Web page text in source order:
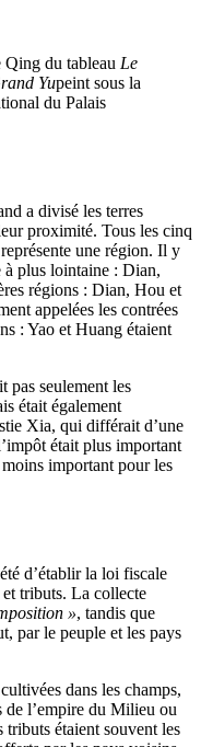
du tableau Le
Yupeint sous la
du Palais
a divisé les terres
proximité. Tous les cinq
une région. Il y
à plus lointaine : Dian,
régions : Dian, Hou et
appelées les contrées
: Yao et Huang étaient
pas seulement les
était également
Xia, qui différait d’une
était plus important
important pour les
d’établir la loi fiscale
tributs. La collecte
», tandis que
par le peuple et les pays
dans les champs,
de l’empire du Milieu ou
étaient souvent les